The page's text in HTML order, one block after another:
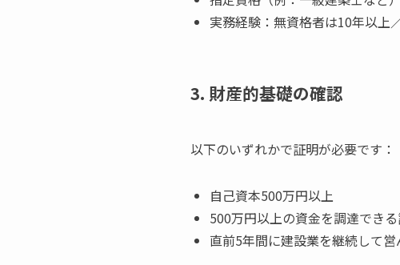
実務経験：無資格者は10年以上
3. 財産的基礎の確認
以下のいずれかで証明が必要です：
自己資本500万円以上
500万円以上の資金を調達できる
直前5年間に建設業を継続して